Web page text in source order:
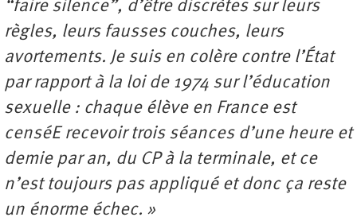
“faire silence”, d’être discrètes sur leurs
règles, leurs fausses couches, leurs
avortements. Je suis en colère contre l’État
par rapport à la loi de 1974 sur l’éducation
sexuelle : chaque élève en France est
censéE recevoir trois séances d’une heure et
demie par an, du CP à la terminale, et ce
n’est toujours pas appliqué et donc ça reste
un énorme échec. »